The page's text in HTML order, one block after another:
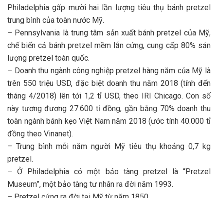
Philadelphia gấp mười hai lần lượng tiêu thụ bánh pretzel
trung bình của toàn nước Mỹ.
– Pennsylvania là trung tâm sản xuất bánh pretzel của Mỹ,
chế biến cả bánh pretzel mềm lẫn cứng, cung cấp 80% sản
lượng pretzel toàn quốc.
– Doanh thu ngành công nghiệp pretzel hàng năm của Mỹ là
trên 550 triệu USD, đặc biệt doanh thu năm 2018 (tính đến
tháng 4/2018) lên tới 1,2 tỉ USD, theo IRI Chicago. Con số
này tương đương 27.600 tỉ đồng, gần bằng 70% doanh thu
toàn ngành bánh kẹo Việt Nam năm 2018 (ước tính 40.000 tỉ
đồng theo Vinanet).
– Trung bình mỗi năm người Mỹ tiêu thụ khoảng 0,7 kg
pretzel.
– Ở Philadelphia có một bảo tàng pretzel là “Pretzel
Museum”, một bảo tàng tư nhân ra đời năm 1993.